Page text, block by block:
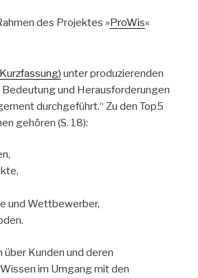
des Projektes »ProWis«
unter produzierenden
und Herausforderungen
durchgeführt.“ Zu den Top5
gehören (S. 18):
und Wettbewerber,
über Kunden und deren
im Umgang mit den